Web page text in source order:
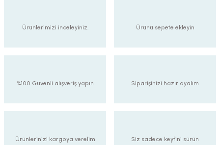
Ürünlerimizi inceleyiniz. Ürünü sepete ekleyin
%100 Güvenli alışveriş yapın Siparişinizi hazırlayalım
Ürünlerinizi kargoya verelim Siz sadece keyfini sürün